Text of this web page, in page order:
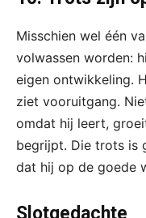
Misschien wel één
volwassen worden:
eigen ontwikkeling.
ziet vooruitgang.
omdat hij leert,
begrijpt. Die trots is
dat hij op de goede